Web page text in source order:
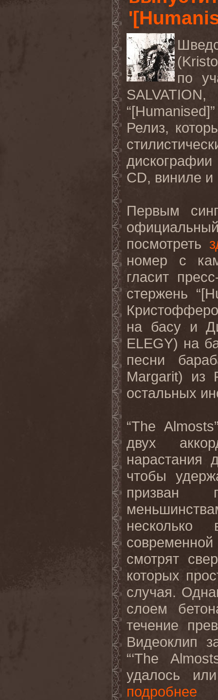
по
Релиз,
CD, виниле
Первым
посмотреть
номер с
гласит
стержень
на басу и
ELEGY) на
песни
Margarit) из
остальных
“The
двух
нарастания
чтобы
призван
несколько
смотрят
которых
случая.
слоем
течение
Видеоклип
“‘The
удалось
подробнее